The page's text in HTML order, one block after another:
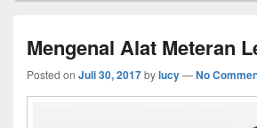
Mengenal Alat Meteran
Posted on Juli 30, 2017bylucy—No